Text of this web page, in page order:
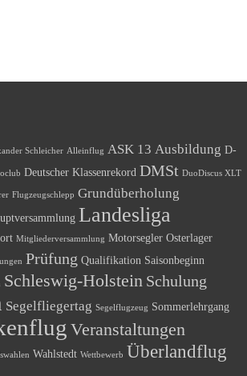
Schleicher Alleinflug ASK 13 Ausbildung D-
Deutscher Klassenrekord DMSt DuoDiscus XLT
Flugzeugschlepp Grundüberholung
Landesliga
Mitgliederversammlung Motorsegler Osterlager
Prüfung Qualifikation Saisonbeginn
Schleswig-Holstein Schulung
Segelfliegertag Segelflugzeug Sommerlehrgang
Veranstaltungen
Wahlstedt Wettbewerb Überlandflug